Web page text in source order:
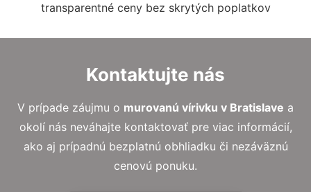
transparentné ceny bez skrytých poplatkov
Kontaktujte nás
V prípade záujmu o murovanú vírivku v Bratislave a
okolí nás neváhajte kontaktovať pre viac informácií,
ako aj prípadnú bezplatnú obhliadku či nezáväznú
cenovú ponuku.